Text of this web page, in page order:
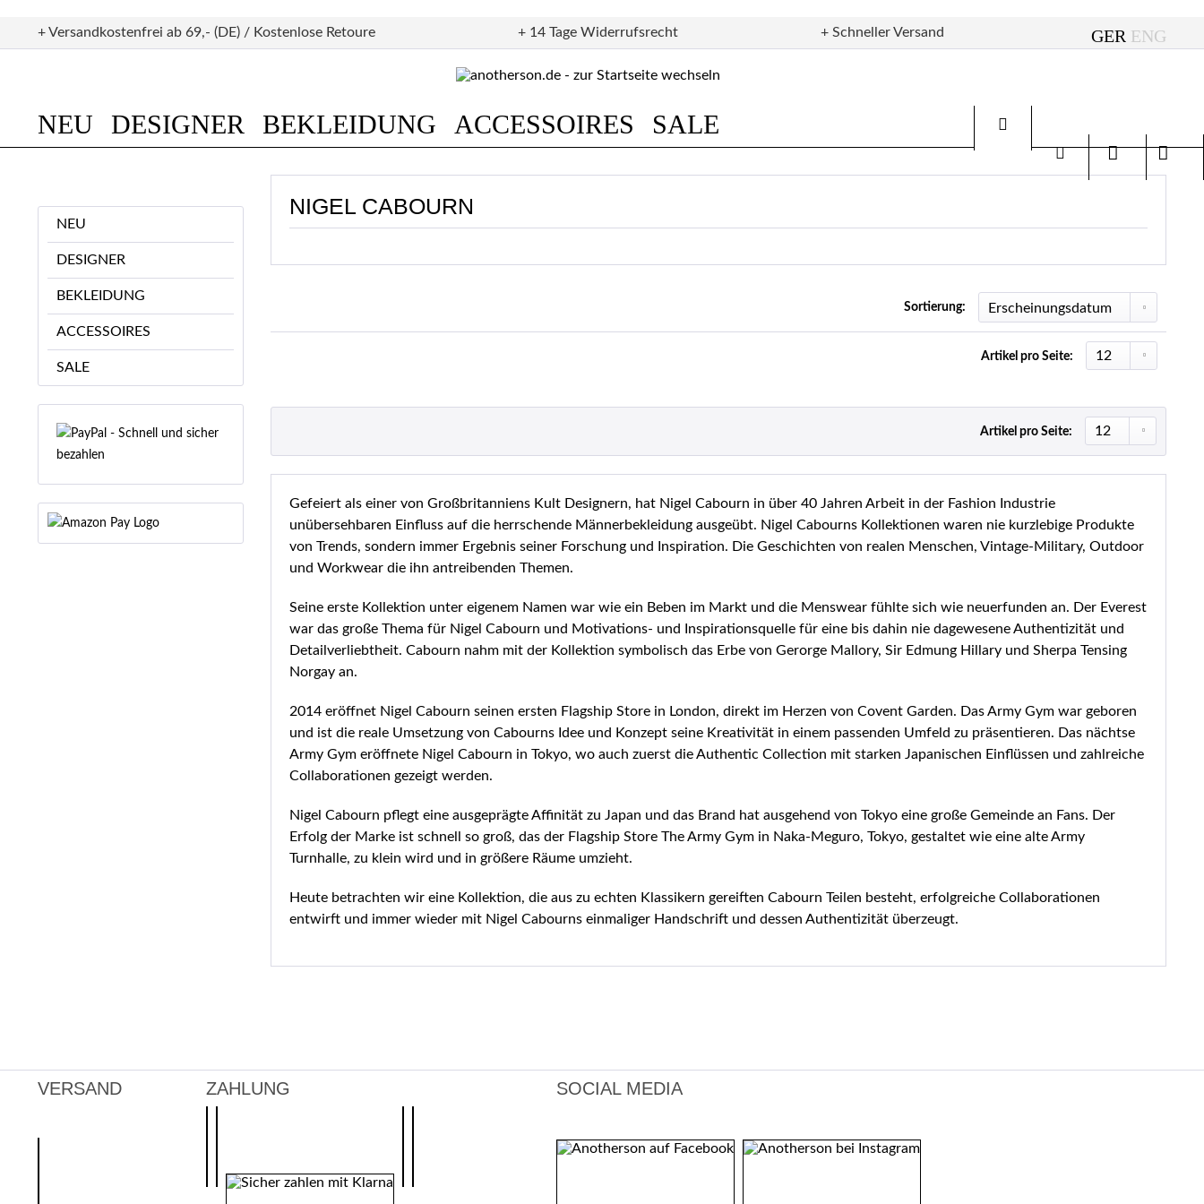
+ Versandkostenfrei ab 69,- (DE) / Kostenlose Retoure + 14 Tage Widerrufsrecht + Schneller Versand
NEU DESIGNER BEKLEIDUNG ACCESSOIRES SALE
NEU
DESIGNER
BEKLEIDUNG
ACCESSOIRES
SALE
NIGEL CABOURN
Sortierung:
Artikel pro Seite:
Artikel pro Seite:
Gefeiert als einer von Großbritanniens Kult Designern, hat Nigel Cabourn in über 40 Jahren Arbeit in der Fashion Industrie
unübersehbaren Einfluss auf die herrschende Männerbekleidung ausgeübt. Nigel Cabourns Kollektionen waren nie kurzlebige Produkte
von Trends, sondern immer Ergebnis seiner Forschung und Inspiration. Die Geschichten von realen Menschen, Vintage-Military, Outdoor
und Workwear die ihn antreibenden Themen.
Seine erste Kollektion unter eigenem Namen war wie ein Beben im Markt und die Menswear fühlte sich wie neuerfunden an. Der Everest
war das große Thema für Nigel Cabourn und Motivations- und Inspirationsquelle für eine bis dahin nie dagewesene Authentizität und
Detailverliebtheit. Cabourn nahm mit der Kollektion symbolisch das Erbe von Gerorge Mallory, Sir Edmung Hillary und Sherpa Tensing
Norgay an.
2014 eröffnet Nigel Cabourn seinen ersten Flagship Store in London, direkt im Herzen von Covent Garden. Das Army Gym war geboren
und ist die reale Umsetzung von Cabourns Idee und Konzept seine Kreativität in einem passenden Umfeld zu präsentieren. Das nächtse
Army Gym eröffnete Nigel Cabourn in Tokyo, wo auch zuerst die Authentic Collection mit starken Japanischen Einflüssen und zahlreiche
Collaborationen gezeigt werden.
Nigel Cabourn pflegt eine ausgeprägte Affinität zu Japan und das Brand hat ausgehend von Tokyo eine große Gemeinde an Fans. Der
Erfolg der Marke ist schnell so groß, das der Flagship Store The Army Gym in Naka-Meguro, Tokyo, gestaltet wie eine alte Army
Turnhalle, zu klein wird und in größere Räume umzieht.
Heute betrachten wir eine Kollektion, die aus zu echten Klassikern gereiften Cabourn Teilen besteht, erfolgreiche Collaborationen
entwirft und immer wieder mit Nigel Cabourns einmaliger Handschrift und dessen Authentizität überzeugt.
VERSAND ZAHLUNG SOCIAL MEDIA